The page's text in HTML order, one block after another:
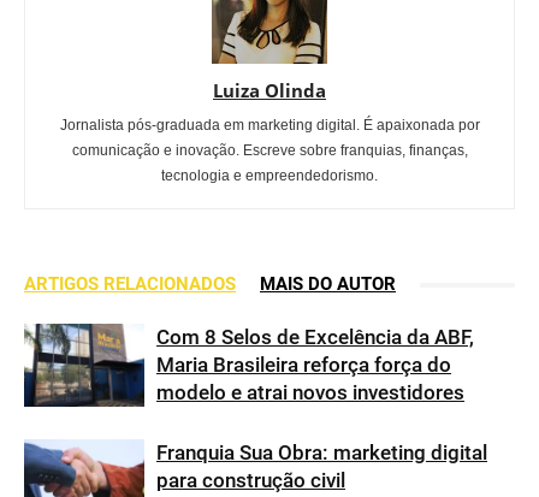
Luiza Olinda
Jornalista pós-graduada em marketing digital. É apaixonada por
comunicação e inovação. Escreve sobre franquias, finanças,
tecnologia e empreendedorismo.
ARTIGOS RELACIONADOS MAIS DO AUTOR
Com 8 Selos de Excelência da ABF,
Maria Brasileira reforça força do
modelo e atrai novos investidores
Franquia Sua Obra: marketing digital
para construção civil